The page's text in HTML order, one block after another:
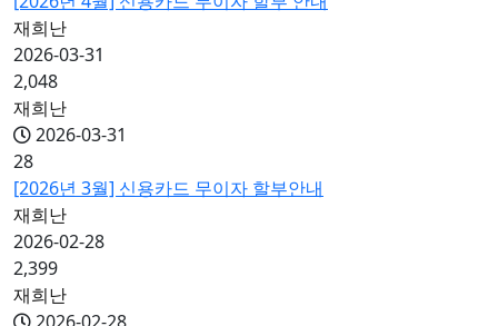
재희난
2026-03-31
2,048
재희난
2026-03-31
28
[2026년 3월] 신용카드 무이자 할부안내
재희난
2026-02-28
2,399
재희난